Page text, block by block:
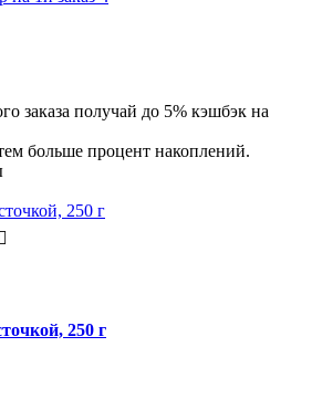
заказа получай до 5% кэшбэк на
больше процент накоплений.
250 г